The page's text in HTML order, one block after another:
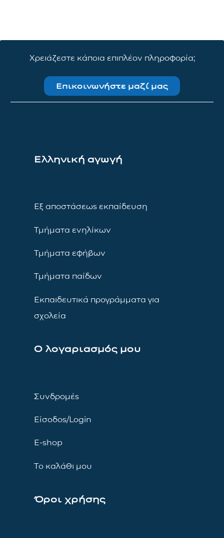
Χρειάζεστε κάποια επιπλέον πληροφορία;
Επικοινωνήστε μαζί μας
Ελληνική αγωγή
Εξ αποστάσεως εκπαίδευση
Τμήματα ενηλίκων
Τμήματα εφήβων
Τμήματα παίδων
Εκπαιδευτικά προγράμματα για
σχολεία
Ο λογαριασμός μου
Συνδρομές
Είσοδος/Login
E-shop
Το καλάθι μου
Όροι χρήσης